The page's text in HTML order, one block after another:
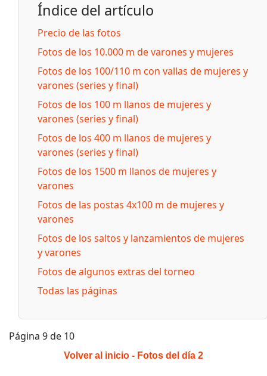
Índice del artículo
Precio de las fotos
Fotos de los 10.000 m de varones y mujeres
Fotos de los 100/110 m con vallas de mujeres y
varones (series y final)
Fotos de los 100 m llanos de mujeres y
varones (series y final)
Fotos de los 400 m llanos de mujeres y
varones (series y final)
Fotos de los 1500 m llanos de mujeres y
varones
Fotos de las postas 4x100 m de mujeres y
varones
Fotos de los saltos y lanzamientos de mujeres
y varones
Fotos de algunos extras del torneo
Todas las páginas
Página 9 de 10
Volver al inicio - Fotos del día 2